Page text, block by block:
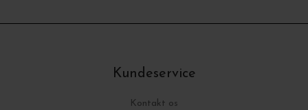
Kundeservice
Kontakt os